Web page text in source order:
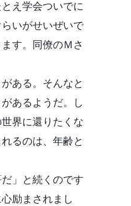
え学会ついでに
いがせいぜいで
す。同僚のＭさ
ある。そんなと
あるようだ。し
界に還りたくな
るのは、年齢と
」と続くのです
励まされまし